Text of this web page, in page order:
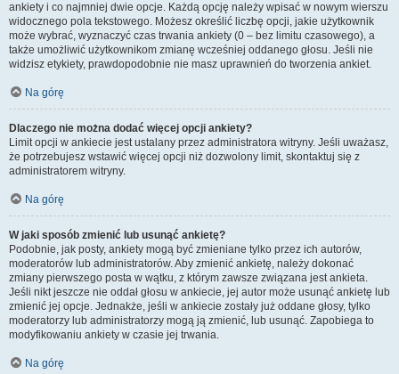
ankiety i co najmniej dwie opcje. Każdą opcję należy wpisać w nowym wierszu
widocznego pola tekstowego. Możesz określić liczbę opcji, jakie użytkownik
może wybrać, wyznaczyć czas trwania ankiety (0 – bez limitu czasowego), a
także umożliwić użytkownikom zmianę wcześniej oddanego głosu. Jeśli nie
widzisz etykiety, prawdopodobnie nie masz uprawnień do tworzenia ankiet.
Na górę
Dlaczego nie można dodać więcej opcji ankiety?
Limit opcji w ankiecie jest ustalany przez administratora witryny. Jeśli uważasz,
że potrzebujesz wstawić więcej opcji niż dozwolony limit, skontaktuj się z
administratorem witryny.
Na górę
W jaki sposób zmienić lub usunąć ankietę?
Podobnie, jak posty, ankiety mogą być zmieniane tylko przez ich autorów,
moderatorów lub administratorów. Aby zmienić ankietę, należy dokonać
zmiany pierwszego posta w wątku, z którym zawsze związana jest ankieta.
Jeśli nikt jeszcze nie oddał głosu w ankiecie, jej autor może usunąć ankietę lub
zmienić jej opcje. Jednakże, jeśli w ankiecie zostały już oddane głosy, tylko
moderatorzy lub administratorzy mogą ją zmienić, lub usunąć. Zapobiega to
modyfikowaniu ankiety w czasie jej trwania.
Na górę